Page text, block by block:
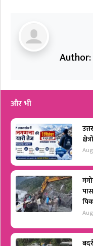
Author:
और भी